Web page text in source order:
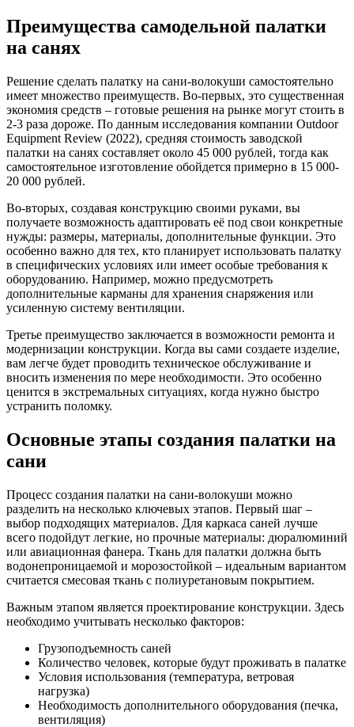
Преимущества самодельной палатки
на санях
Решение сделать палатку на сани-волокуши самостоятельно
имеет множество преимуществ. Во-первых, это существенная
экономия средств – готовые решения на рынке могут стоить в
2-3 раза дороже. По данным исследования компании Outdoor
Equipment Review (2022), средняя стоимость заводской
палатки на санях составляет около 45 000 рублей, тогда как
самостоятельное изготовление обойдется примерно в 15 000-
20 000 рублей.
Во-вторых, создавая конструкцию своими руками, вы
получаете возможность адаптировать её под свои конкретные
нужды: размеры, материалы, дополнительные функции. Это
особенно важно для тех, кто планирует использовать палатку
в специфических условиях или имеет особые требования к
оборудованию. Например, можно предусмотреть
дополнительные карманы для хранения снаряжения или
усиленную систему вентиляции.
Третье преимущество заключается в возможности ремонта и
модернизации конструкции. Когда вы сами создаете изделие,
вам легче будет проводить техническое обслуживание и
вносить изменения по мере необходимости. Это особенно
ценится в экстремальных ситуациях, когда нужно быстро
устранить поломку.
Основные этапы создания палатки на
сани
Процесс создания палатки на сани-волокуши можно
разделить на несколько ключевых этапов. Первый шаг –
выбор подходящих материалов. Для каркаса саней лучше
всего подойдут легкие, но прочные материалы: дюралюминий
или авиационная фанера. Ткань для палатки должна быть
водонепроницаемой и морозостойкой – идеальным вариантом
считается смесовая ткань с полиуретановым покрытием.
Важным этапом является проектирование конструкции. Здесь
необходимо учитывать несколько факторов:
Грузоподъемность саней
Количество человек, которые будут проживать в палатке
Условия использования (температура, ветровая
нагрузка)
Необходимость дополнительного оборудования (печка,
вентиляция)